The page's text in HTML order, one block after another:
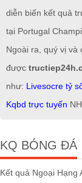
diễn biến kết quả
tại Portugal
Ngoài ra, quý vị và
được
như: Livesocre tỷ
Kqbd trực tuyến
KQ BÓNG ĐÁ
Kết quả Ngoại Hạng